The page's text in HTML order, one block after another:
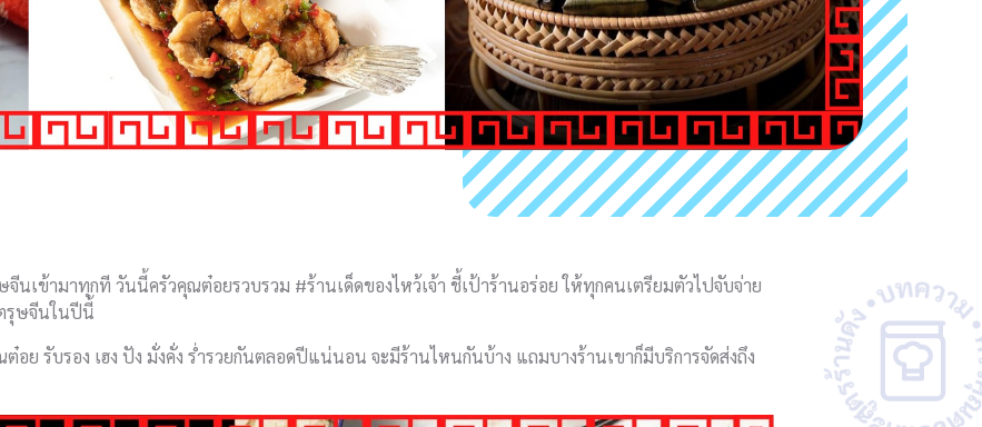
จีนเข้ามาทุกที วันนี้ครัวคุณต๋อยรวบรวม #ร้านเด็ดของไหว้เจ้า ชี้เป้าร้านอร่อย ให้ทุกคนเตรียมตัวไปจับจ่าย
รุษจีนในปีนี้
อย รับรอง เฮง ปัง มั่งคั่ง ร่ำรวยกันตลอดปีแน่นอน จะมีร้านไหนกันบ้าง แถมบางร้านเขาก็มีบริการจัดส่งถึง